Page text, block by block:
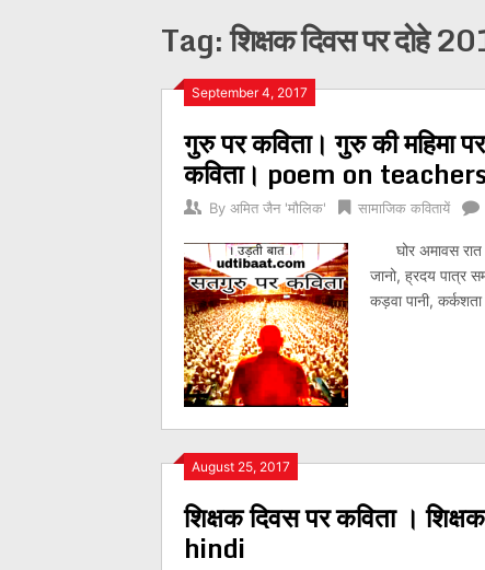
Tag:शिक्षक दिवस पर दोहे
September 4, 2017
गुरु पर कविता। गुरु की महिमा
कविता। poem on
By अमित जैन 'मौलिक' सामाजिक कवितायें
घोर अमावस रात
जानो, ह्रदय पात्र
कड़वा पानी,
August 25, 2017
शिक्षक दिवस पर कविता ।
hindi
Posts
navigation